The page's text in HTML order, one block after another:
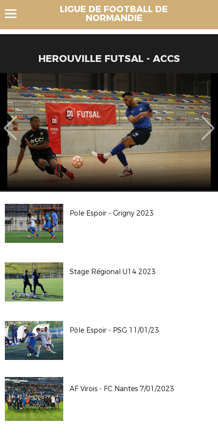
LIGUE DE FOOTBALL DE
NORMANDIE
HEROUVILLE FUTSAL - ACCS
Pole Espoir - Grigny 2023
Stage Régional U14 2023
Pôle Espoir - PSG 11/01/23
AF Virois - FC Nantes 7/01/2023